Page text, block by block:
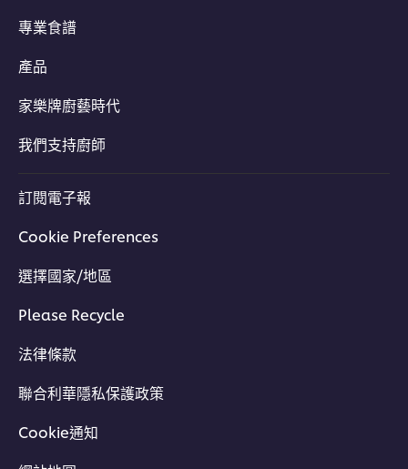
專業食譜
產品
家樂牌廚藝時代
我們支持廚師
訂閱電子報
Cookie Preferences
選擇國家/地區
Please Recycle
法律條款
聯合利華隱私保護政策
Cookie通知